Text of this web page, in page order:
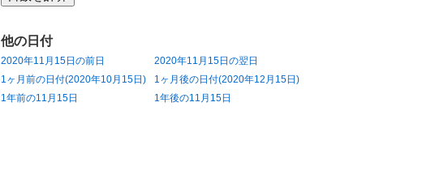
他の日付
2020年11月15日の前日
2020年11月15日の翌日
1ヶ月前の日付(2020年10月15日)
1ヶ月後の日付(2020年12月15日)
1年前の11月15日
1年後の11月15日